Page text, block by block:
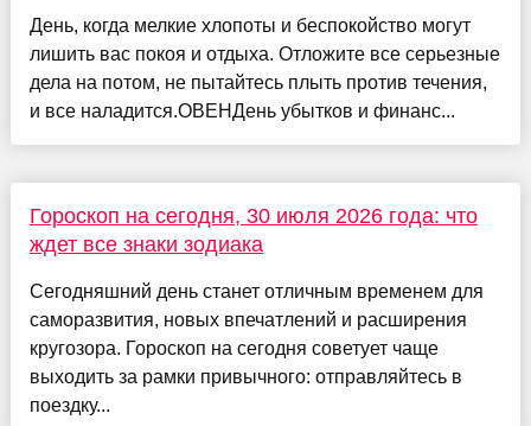
День, когда мелкие хлопоты и беспокойство могут
лишить вас покоя и отдыха. Отложите все серьезные
дела на потом, не пытайтесь плыть против течения,
и все наладится.ОВЕНДень убытков и финанс...
Гороскоп на сегодня, 30 июля 2026 года: что
ждет все знаки зодиака
Сегодняшний день станет отличным временем для
саморазвития, новых впечатлений и расширения
кругозора. Гороскоп на сегодня советует чаще
выходить за рамки привычного: отправляйтесь в
поездку...